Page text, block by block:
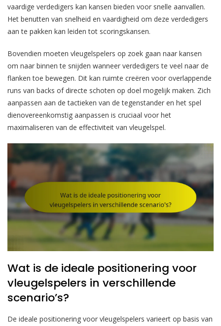
vaardige verdedigers kan kansen bieden voor snelle aanvallen.
Het benutten van snelheid en vaardigheid om deze verdedigers
aan te pakken kan leiden tot scoringskansen.
Bovendien moeten vleugelspelers op zoek gaan naar kansen
om naar binnen te snijden wanneer verdedigers te veel naar de
flanken toe bewegen. Dit kan ruimte creëren voor overlappende
runs van backs of directe schoten op doel mogelijk maken. Zich
aanpassen aan de tactieken van de tegenstander en het spel
dienovereenkomstig aanpassen is cruciaal voor het
maximaliseren van de effectiviteit van vleugelspel.
Wat is de ideale positionering voor
vleugelspelers in verschillende
scenario’s?
De ideale positionering voor vleugelspelers varieert op basis van